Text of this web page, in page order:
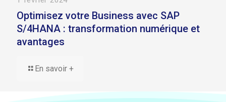
Optimisez votre Business avec SAP
S/4HANA : transformation numérique et
avantages
En savoir +